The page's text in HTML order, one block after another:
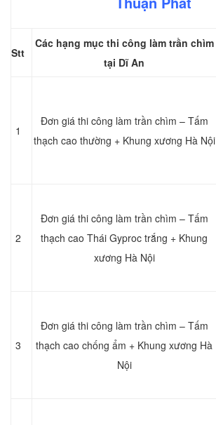
Stt
Các hạng mục thi công làm trần chìm
tại Dĩ An
1
Đơn giá thi công làm trần chìm – Tấm
thạch cao thường + Khung xương Hà Nội
2
Đơn giá thi công làm trần chìm – Tấm
thạch cao Thái Gyproc trắng + Khung
xương Hà Nội
3
Đơn giá thi công làm trần chìm – Tấm
thạch cao chống ẩm + Khung xương Hà
Nội